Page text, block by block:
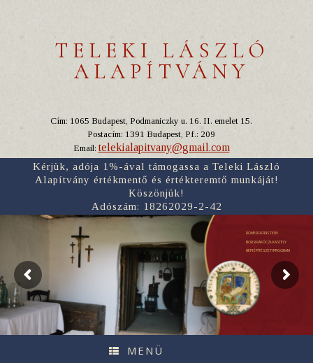
TELEKI LÁSZLÓ
ALAPÍTVÁNY
Cím: 1065 Budapest, Podmaniczky u. 16. II. emelet 15.
Postacím: 1391 Budapest, Pf.: 209
Email:telekialapitvany@gmail.com
Kérjük, adója 1%-ával támogassa a Teleki László
Alapítvány értékmentő és értékteremtő munkáját!
Köszönjük!
Adószám: 18262029-2-42
RÓMER FLÓRIS TERV
BORSI RÁKÓCZI-KASTÉLY
NÉPI ÉPÍTÉSZETI PROGRAM
MENÜ